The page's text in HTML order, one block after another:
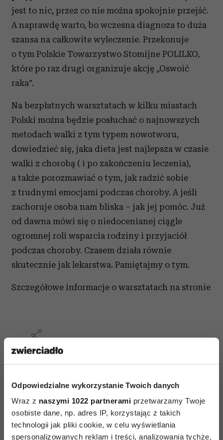
Odpowiedzialne wykorzystanie Twoich danych
Wraz z naszymi 1022 partnerami przetwarzamy Twoje
osobiste dane, np. adres IP, korzystając z takich
technologii jak pliki cookie, w celu wyświetlania
spersonalizowanych reklam i treści, analizowania tychże,
jest to nic, przez co nie można spokojnie przejść.
A naprawdę warto, bo wczesna diagnoza to duża
szansa na całkowite wyleczenie. Przekonuje
o tym Polskie Towarzystwo Stomijne POLILKO,
które po raz drugi organizuje akcję „Oswoić
raka”.
Na bezpłatnych warsztatach w kilku miastach
Polski można będzie posłuchać o najnowszych
metodach walki z tym typem nowotworu,
dowiedzieć się, jaka dieta jest najlepsza w czasie
walki z chorobą ( i po zakończeniu leczenia),
a także porozmawiać o tym, jak radzić sobie
z trudnymi emocjami podczas choroby. A jeśli
zachoruje osoba nam bliska – jak jej pomóc. Już
od dawna mówi się o niedocenianej ciągle
ogromnej roli wsparcia rodziny i przyjaciół
podczas choroby. Czasem działa równie
skutecznie jak lekarstwa. Pamiętajmy o tym.
Szczegółowe informacje o warsztatach na stronie